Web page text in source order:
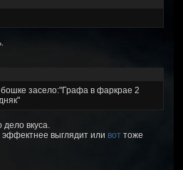
засело:"Графа в фаркрае 2
дело вкуса.
выглядит или вот тоже